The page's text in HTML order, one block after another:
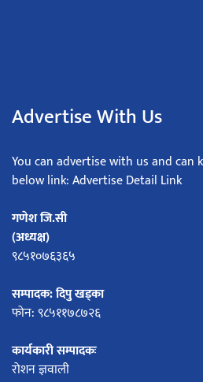
Advertise With Us
You can advertise with us and can
below link: Advertise Detail Link
गणेश जि.सी
(अध्यक्ष)
९८५१०७६३६५
सम्पादक: दिपु खड्का
फोन: ९८५११७८७२६
कार्यकारी सम्पादकः
रोशन ज्ञवाली